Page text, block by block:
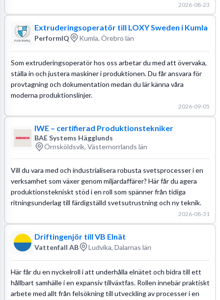
2026-08-23
Extruderingsoperatör till LOXY Sweden i Kumla
PerformIQ Kumla, Örebro län
Som extruderingsoperatör hos oss arbetar du med att övervaka,
ställa in och justera maskiner i produktionen. Du får ansvara för
provtagning och dokumentation medan du lär känna våra
moderna produktionslinjer.
2026-09-05
IWE – certifierad Produktionstekniker
BAE Systems Hägglunds
Örnsköldsvik, Västernorrlands län
Vill du vara med och industrialisera robusta svetsprocesser i en
verksamhet som växer genom miljardaffärer? Här får du agera
produktionstekniskt stöd i en roll som spänner från tidiga
ritningsunderlag till färdigställd svetsutrustning och ny teknik.
2026-08-31
Driftingenjör till VB Elnät
Vattenfall AB Ludvika, Dalarnas län
Här får du en nyckelroll i att underhålla elnätet och bidra till ett
hållbart samhälle i en expansiv tillväxtfas. Rollen innebär praktiskt
arbete med allt från felsökning till utveckling av processer i en